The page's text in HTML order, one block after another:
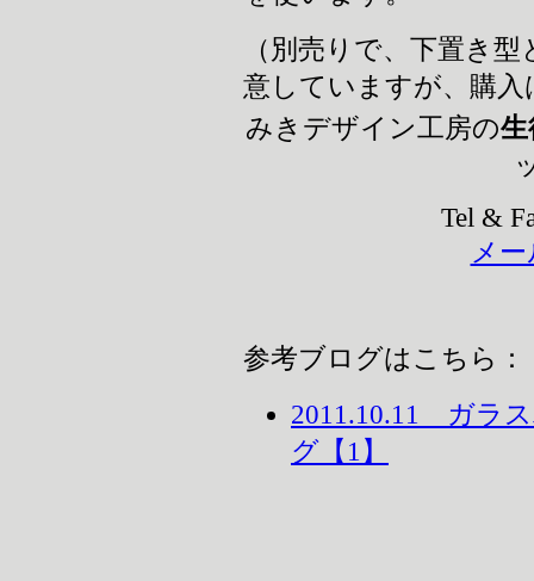
（別売りで、下置き
意していますが、購入
みきデザイン工房の
Tel &
メ
参考ブログはこちら：
2011.10.11 ガラ
グ【1】